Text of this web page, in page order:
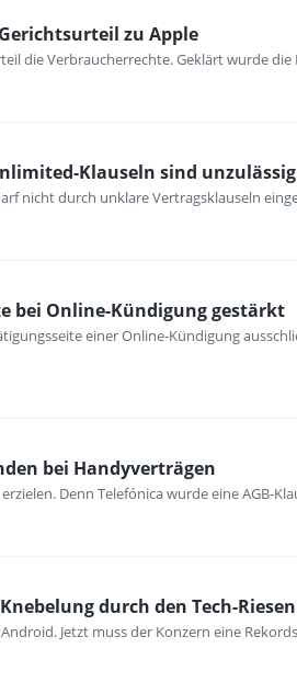
zu Apple
die Verbraucherrechte. Geklärt wurde die
Klauseln sind unzulässig
nicht durch unklare Vertragsklauseln
bei Online-Kündigung gestärkt
einer Online-Kündigung
bei Handyverträgen
Denn Telefónica wurde eine AGB-
durch den Tech-Riesen
Jetzt muss der Konzern eine